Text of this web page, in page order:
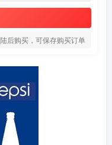
后购买，可保存购买订单